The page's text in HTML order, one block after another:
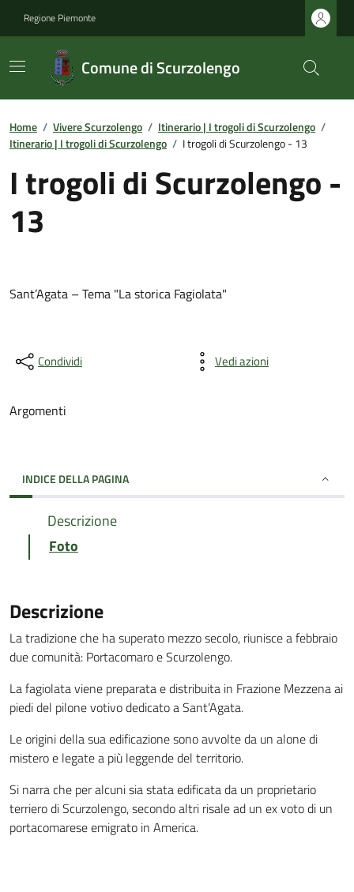
Regione Piemonte
Comune di Scurzolengo
Home / Vivere Scurzolengo / Itinerario | I trogoli di Scurzolengo /
Itinerario | I trogoli di Scurzolengo / I trogoli di Scurzolengo - 13
I trogoli di Scurzolengo -
13
Sant’Agata – Tema "La storica Fagiolata"
Condividi Vedi azioni
Argomenti
INDICE DELLA PAGINA
Descrizione
Foto
Descrizione
La tradizione che ha superato mezzo secolo, riunisce a febbraio
due comunità: Portacomaro e Scurzolengo.
La fagiolata viene preparata e distribuita in Frazione Mezzena ai
piedi del pilone votivo dedicato a Sant’Agata.
Le origini della sua edificazione sono avvolte da un alone di
mistero e legate a più leggende del territorio.
Si narra che per alcuni sia stata edificata da un proprietario
terriero di Scurzolengo, secondo altri risale ad un ex voto di un
portacomarese emigrato in America.